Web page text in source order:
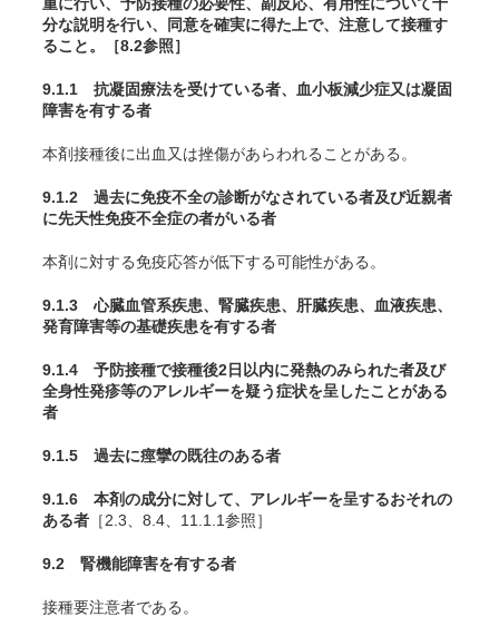
分な説明を行い、同意を確実に得た上で、注意して接種す
ること。［8.2参照］
9.1.1 抗凝固療法を受けている者、血小板減少症又は凝固
障害を有する者
本剤接種後に出血又は挫傷があらわれることがある。
9.1.2 過去に免疫不全の診断がなされている者及び近親者
に先天性免疫不全症の者がいる者
本剤に対する免疫応答が低下する可能性がある。
9.1.3 心臓血管系疾患、腎臓疾患、肝臓疾患、血液疾患、
発育障害等の基礎疾患を有する者
9.1.4 予防接種で接種後2日以内に発熱のみられた者及び
全身性発疹等のアレルギーを疑う症状を呈したことがある
者
9.1.5 過去に痙攣の既往のある者
9.1.6 本剤の成分に対して、アレルギーを呈するおそれの
ある者 ［2.3、8.4、11.1.1参照］
9.2 腎機能障害を有する者
接種要注意者である。